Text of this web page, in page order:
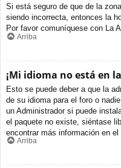
Si está seguro de que de la
siendo incorrecta, entonces la
Por favor comuníquese con La
Arriba
¡Mi idioma no está en
Esto se puede deber a que la
de su idioma para el foro o
un Administrador si puede
el paquete no existe, siéntase
encontrar más información en
Arriba